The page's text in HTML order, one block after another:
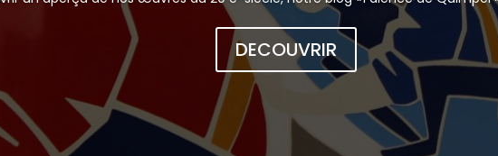
DECOUVRIR